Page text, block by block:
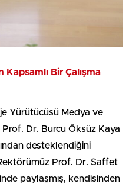
Kapsamlı Bir Çalışma
Yürütücüsü Medya ve
Dr. Burcu Öksüz Kaya
desteklendiğini
Prof. Dr. Saffet
paylaşmış, kendisinden